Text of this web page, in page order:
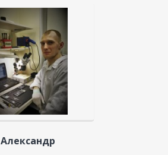
Александр